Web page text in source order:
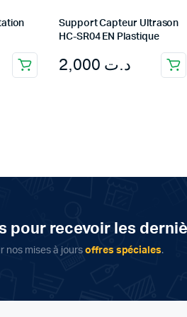
Support Capteur Ultrason
HC-SR04 EN Plastique
د.ت
pour recevoir les
nos mises à jours offres spéciales.